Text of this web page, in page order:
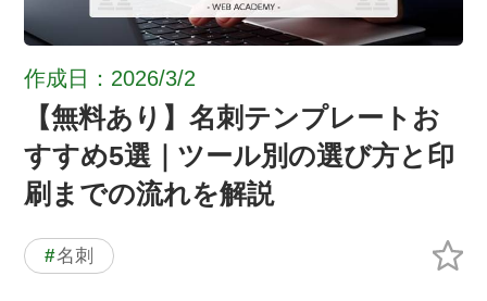
作成日：2026/3/2
【無料あり】名刺テンプレートお
すすめ5選｜ツール別の選び方と印
刷までの流れを解説
#名刺